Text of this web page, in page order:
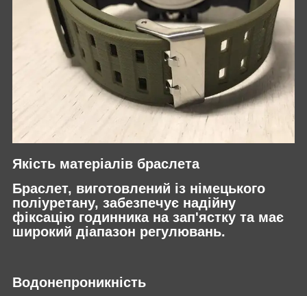
Якість матеріалів браслета
Браслет, виготовлений із німецького
поліуретану, забезпечує надійну
фіксацію годинника на зап'ястку та має
широкий діапазон регулювань.
Водонепроникність